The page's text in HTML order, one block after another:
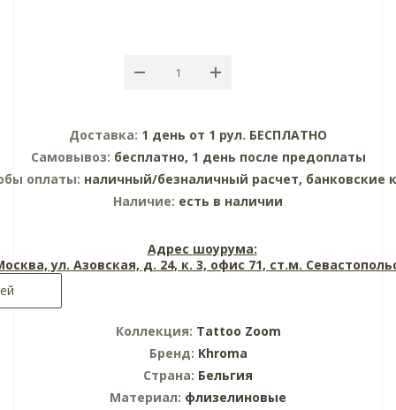
Доставка: 1 день от 1 рул. БЕСПЛАТНО
Самовывоз: бесплатно, 1 день после предоплаты
оплаты: наличный/безналичный расчет, банковские
Наличие: есть в наличии
Адрес шоурума:
ул. Азовская, д. 24, к. 3, офис 71, ст.м.
Коллекция: Tattoo Zoom
Бренд: Khroma
Страна: Бельгия
Материал: флизелиновые